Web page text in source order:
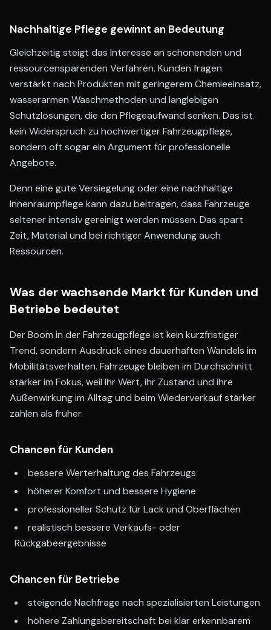
Nachhaltige Pflege gewinnt an Bedeutung
Gleichzeitig steigt das Interesse an schonenden und
ressourcensparenden Verfahren. Kunden fragen
verstärkt nach Produkten mit geringerem Chemieeinsatz,
wasserarmen Waschmethoden und langlebigen
Schutzlösungen, die den Pflegeaufwand senken. Das ist
kein Widerspruch zu hochwertiger Fahrzeugpflege,
sondern oft sogar ein Argument für professionelle
Angebote.
Denn eine gute Versiegelung oder eine nachhaltige
Innenraumpflege kann dazu beitragen, dass Fahrzeuge
seltener intensiv gereinigt werden müssen. Das spart
Zeit, Material und bei richtiger Anwendung auch
Ressourcen.
Was der wachsende Markt für Kunden und
Betriebe bedeutet
Der Boom in der Fahrzeugpflege ist kein kurzfristiger
Trend, sondern Ausdruck eines dauerhaften Wandels im
Mobilitätsverhalten. Fahrzeuge bleiben im Durchschnitt
stärker im Fokus, weil ihr Wert, ihr Zustand und ihre
Außenwirkung im Alltag und beim Wiederverkauf stärker
zählen als früher.
Chancen für Kunden
bessere Werterhaltung des Fahrzeugs
höherer Komfort und bessere Hygiene
professioneller Schutz für Lack und Oberflächen
realistisch bessere Verkaufs- oder
Rückgabeergebnisse
Chancen für Betriebe
steigende Nachfrage nach spezialisierten Leistungen
höhere Zahlungsbereitschaft bei klar erkennbarem